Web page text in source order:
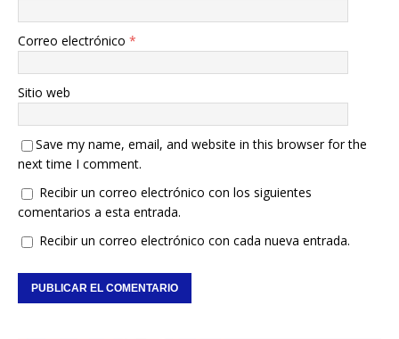
Correo electrónico *
Sitio web
Save my name, email, and website in this browser for the
next time I comment.
Recibir un correo electrónico con los siguientes
comentarios a esta entrada.
Recibir un correo electrónico con cada nueva entrada.